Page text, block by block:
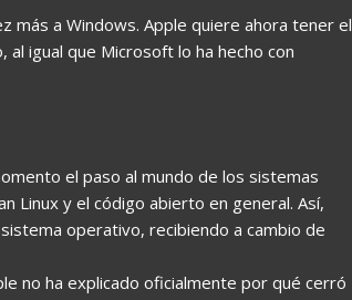
más a Windows. Apple quiere ahora tener el
igual que Microsoft lo ha hecho con
el paso al mundo de los sistemas
Linux y el código abierto en general. Así,
operativo, recibiendo a cambio de
no ha explicado oficialmente por qué cerró